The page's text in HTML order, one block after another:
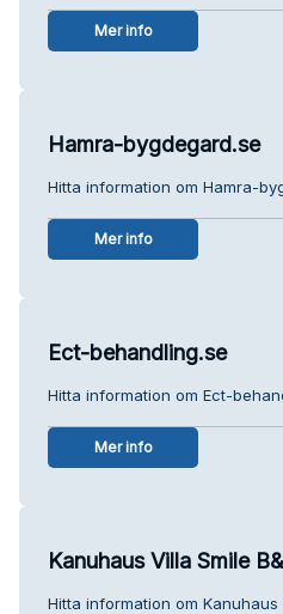
Mer info
Hamra-bygdegard.se
Hitta information om Hamra-
Mer info
Ect-behandling.se
Hitta information om Ect-
Mer info
Kanuhaus Villa Smile
Hitta information om Kanuhaus